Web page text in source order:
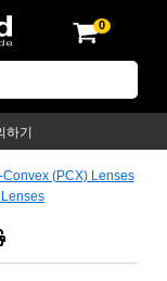
0
하기
Convex (PCX) Lenses